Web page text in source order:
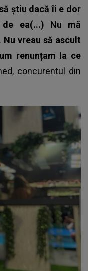
știu dacă îi e dor
ea(...) Nu mă
vreau să ascult
renunțam la ce
concurentul din